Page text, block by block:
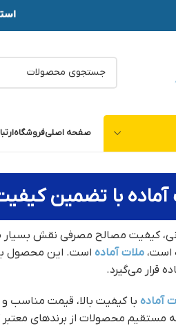
صفحه اصلیفروشگاه
آماده با تضمین
کیفیت مصالح مصرفی نقش بسیار
است، ملات آماده است. این محصول به
قرار می‌گیرد.
آماده با کیفیت بالا، قیمت مناسب
مستقیم محصولات از برندهای معتبر